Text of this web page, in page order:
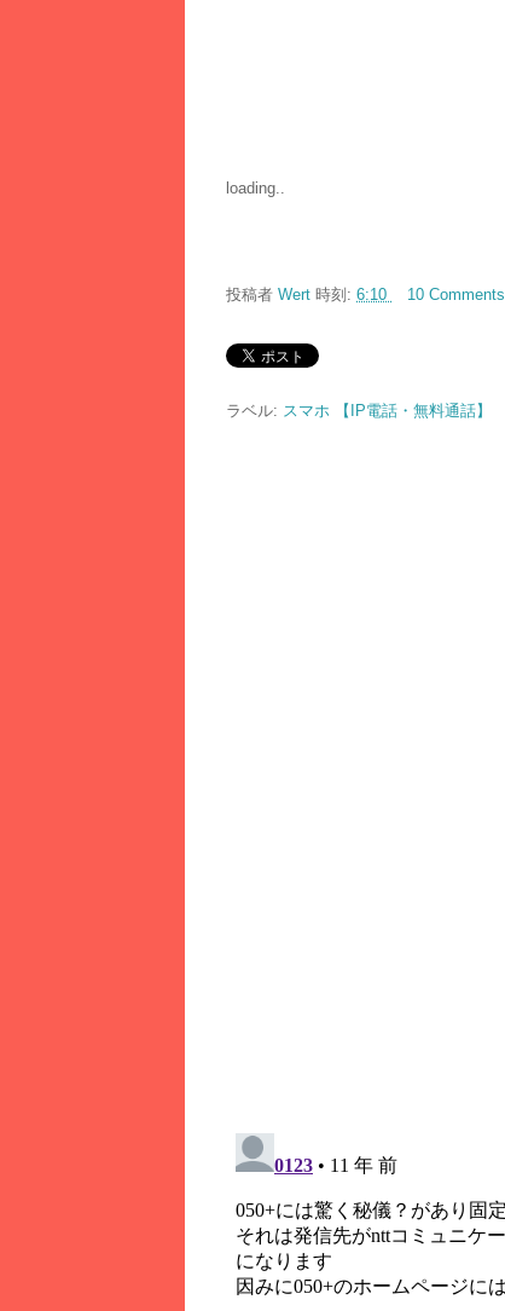
loading..
投稿者 Wert 時刻: 6:10 10 Comments
ラベル: スマホ 【IP電話・無料通話】